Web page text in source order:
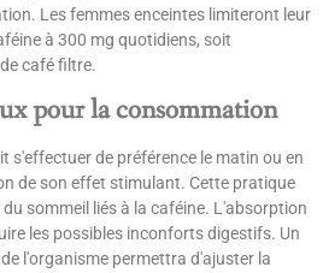
Les femmes enceintes limiteront leur
à 300 mg quotidiens, soit
café filtre.
pour la consommation
s'effectuer de préférence le matin ou en
de son effet stimulant. Cette pratique
sommeil liés à la caféine. L'absorption
les possibles inconforts digestifs. Un
l'organisme permettra d'ajuster la